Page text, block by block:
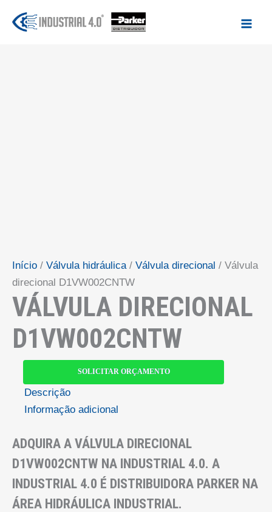
para
Início / Válvula hidráulica/ Válvula direcional / Válvula
direcional D1VW002CNTW
VÁLVULA DIRECIONAL
D1VW002CNTW
SOLICITAR ORÇAMENTO
Descrição
Informação adicional
ADQUIRA A VÁLVULA DIRECIONAL
D1VW002CNTW NA INDUSTRIAL 4.0. A
INDUSTRIAL 4.0 É DISTRIBUIDORA PARKER NA
ÁREA HIDRÁULICA INDUSTRIAL.